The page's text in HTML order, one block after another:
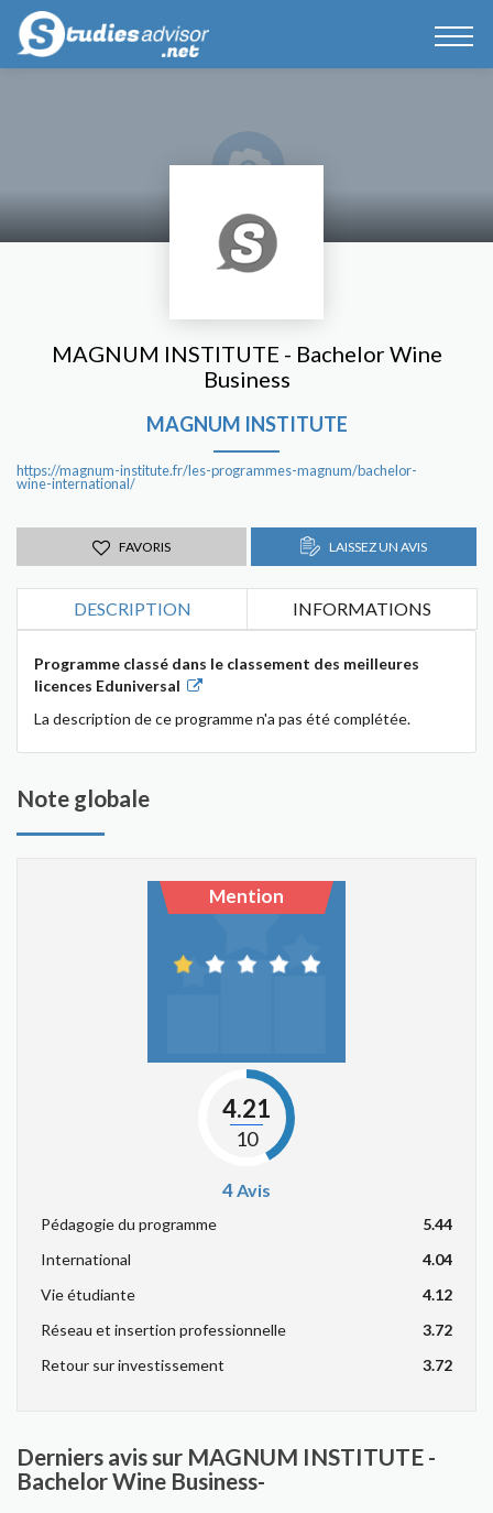
MAGNUM INSTITUTE - Bachelor Wine
Business
MAGNUM INSTITUTE
https://magnum-institute.fr/les-programmes-magnum/bachelor-
wine-international/
FAVORIS LAISSEZ UN AVIS
DESCRIPTION INFORMATIONS
Programme classé dans le classement des meilleures
licences Eduniversal
La description de ce programme n'a pas été complétée.
Note globale
Mention
4.21
10
4Avis
Pédagogie du programme
5.44
International
4.04
Vie étudiante
4.12
Réseau et insertion professionnelle
3.72
Retour sur investissement
3.72
Derniers avis sur MAGNUM INSTITUTE -
Bachelor Wine Business-